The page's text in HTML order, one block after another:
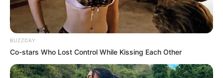
BUZZDAY
Co-stars Who Lost Control While Kissing Each Other